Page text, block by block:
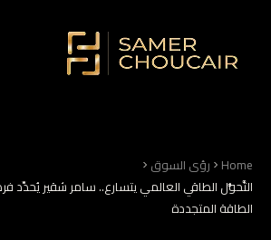
Home رؤى السوق
التَّحوُّل الطاقي العالمي يتسارع.. سامر شقير
الطاقة المتجددة